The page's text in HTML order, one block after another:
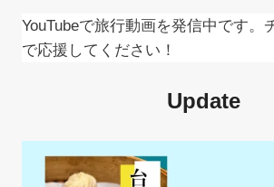
YouTubeで旅行動画を発信中です。
で応援してください！
Update